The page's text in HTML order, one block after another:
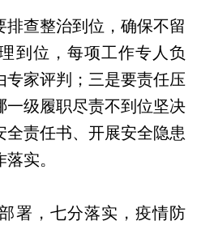
查整治到位，确保不留
到位，每项工作专人负
家评判；三是要责任压
级履职尽责不到位坚决
责任书、开展安全隐患
实。
，七分落实，疫情防